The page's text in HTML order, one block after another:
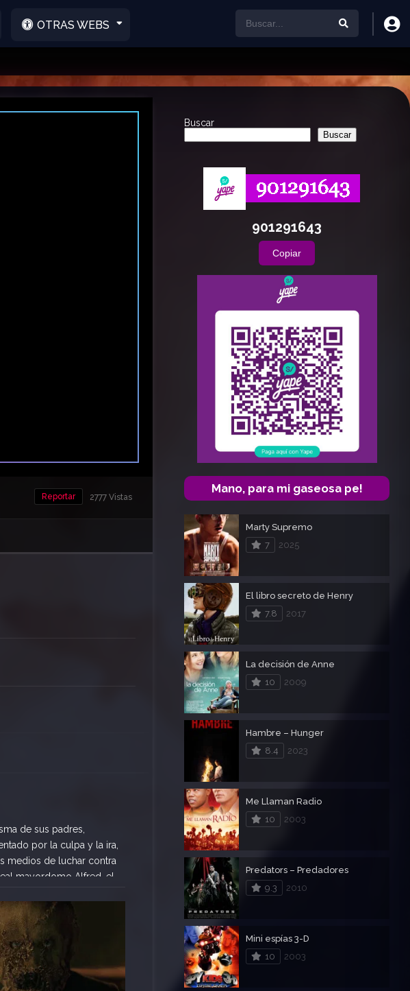
OTRAS WEBS
2777 Vistas
Reportar
de sus padres,
por la culpa y la ira,
medios de luchar contra
mayordomo Alfred, el
un justiciero
las fuerzas siniestras
Buscar
Buscar
901291643
Copiar
Mano, para mi gaseosa pe!
Marty Supremo
7
2025
El libro secreto de Henry
7.8
2017
La decisión de Anne
10
2009
Hambre – Hunger
8.4
2023
Me Llaman Radio
10
2003
Predators – Predadores
9.3
2010
Mini espías 3-D
10
2003